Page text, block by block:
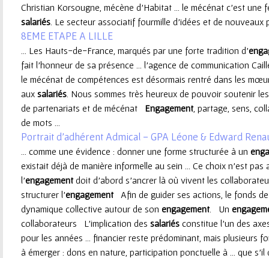
u
r
Christian Korsougne, mécène d’Habitat ... le mécénat c’est
salariés . Le secteur associatif fourmille d’idées et de nouveaux
8EME ETAPE A LILLE
... Les Hauts-de-France, marqués par une forte tradition d’
fait l'honneur de sa présence ... l’agence de communication
le mécénat de compétences est désormais rentré dans les
aux salariés . Nous sommes très heureux de pouvoir soutenir
de partenariats et de mécénat Engagement, partage, sens,
de mots ...
Portrait d’adhérent Admical - GPA Léone & Edward
... comme une évidence : donner une forme structurée à un
existait déjà de manière informelle au sein ... Ce choix n’est pas
l’engagementdoit d’abord s’ancrer là où vivent les
structurer l’engagementAfin de guider ses actions, le fonds
dynamique collective autour de son engagement. Un
collaborateurs L’implication des salariés constitue l’un des
pour les années ... financier reste prédominant, mais plusieurs
à émerger : dons en nature, participation ponctuelle à ... que